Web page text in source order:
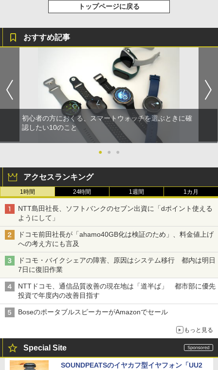
トップページに戻る
おすすめ記事
初心者の方におくる、スマートウォッチを選ぶときに確
認したい10のこと
● ● ●
アクセスランキング
1時間 24時間 1週間 1カ月
NTT島田社長、ソフトバンクのセブン出資に「dポイント使える
ようにして」
ドコモ前田社長が「ahamo40GB化は検証のため」、料金値上げ
への考え方にも言及
ドコモ・バイクシェアの障害、原因はシステム移行 都内は明日
7日に復旧作業
NTTドコモ、通信品質改善の現在地は「道半ば」 都市部に優先
投資で年度内の改善目指す
BoseのポータブルスピーカーがAmazonでセール
もっと見る
Special Site
SOUNDPEATSのイヤカフ型イヤフォン「UU2